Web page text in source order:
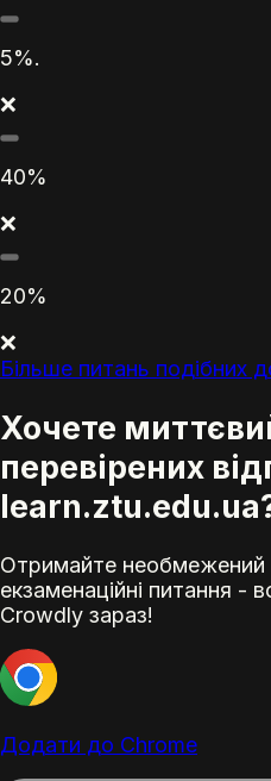
5%.
❌
40%
❌
20%
❌
Більше питань подібних
Хочете
перевірених
Отримайте необмежений
екзаменаційні питання -
Crowdly зараз!
Додати до Chrome